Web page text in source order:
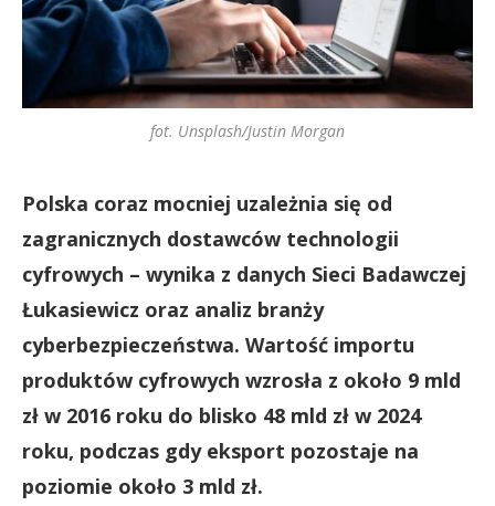
fot. Unsplash/Justin Morgan
Polska coraz mocniej uzależnia się od
zagranicznych dostawców technologii
cyfrowych – wynika z danych Sieci Badawczej
Łukasiewicz oraz analiz branży
cyberbezpieczeństwa. Wartość importu
produktów cyfrowych wzrosła z około 9 mld
zł w 2016 roku do blisko 48 mld zł w 2024
roku, podczas gdy eksport pozostaje na
poziomie około 3 mld zł.